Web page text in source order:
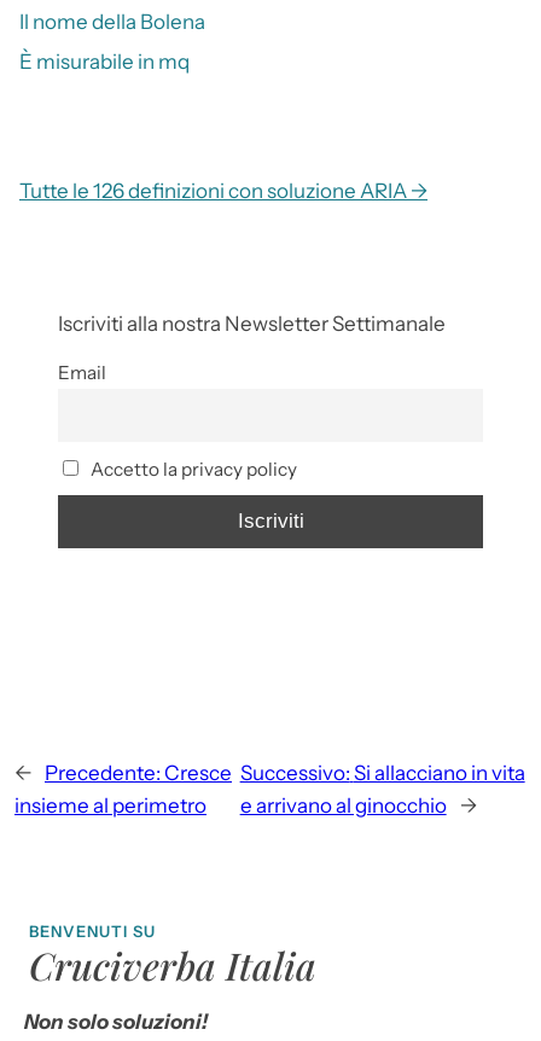
Il nome della Bolena
È misurabile in mq
Tutte le 126 definizioni con soluzione ARIA →
Iscriviti alla nostra Newsletter Settimanale
Email
Accetto la privacy policy
← Precedente: Cresce
insieme al perimetro
Successivo: Si allacciano in vita
e arrivano al ginocchio
→
BENVENUTI SU
Cruciverba Italia
Non solo soluzioni!